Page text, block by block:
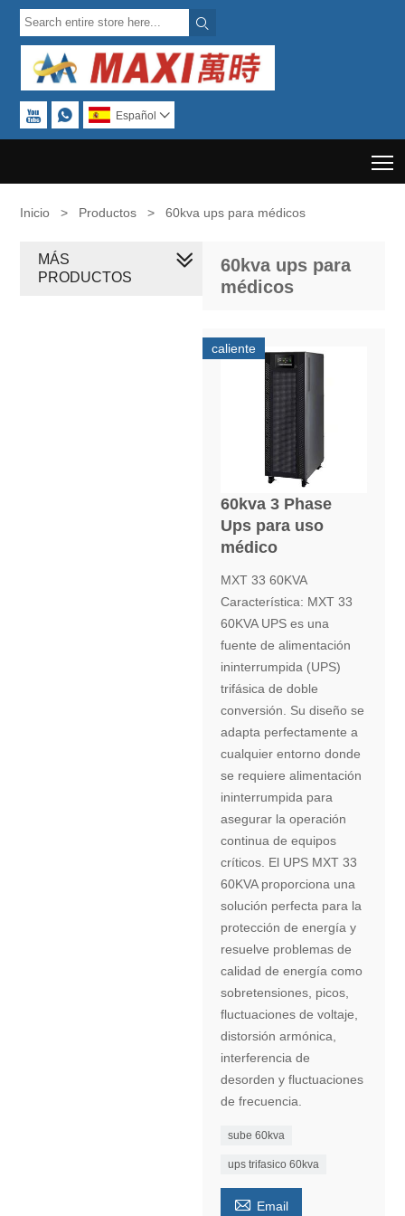

  Español 
Inicio > Productos > 60kva ups para médicos
60kva ups para
médicos
caliente
60kva 3 Phase
Ups para uso
médico
MXT 33 60KVA
Característica: MXT 33
60KVA UPS es una
fuente de alimentación
ininterrumpida (UPS)
trifásica de doble
conversión. Su diseño se
adapta perfectamente a
cualquier entorno donde
se requiere alimentación
ininterrumpida para
asegurar la operación
continua de equipos
críticos. El UPS MXT 33
60KVA proporciona una
solución perfecta para la
protección de energía y
resuelve problemas de
calidad de energía como
sobretensiones, picos,
fluctuaciones de voltaje,
distorsión armónica,
interferencia de
desorden y fluctuaciones
de frecuencia.
sube 60kva
ups trifasico 60kva
 Email
MÁS
PRODUCTOS